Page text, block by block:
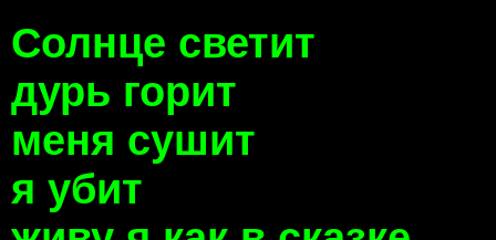
Солнце светит
дурь горит
меня сушит
я убит